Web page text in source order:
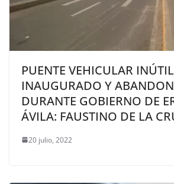
PUENTE VEHICULAR
INAUGURADO Y
DURANTE GOBIERNO DE
ÁVILA: FAUSTINO DE LA
20 julio, 2022